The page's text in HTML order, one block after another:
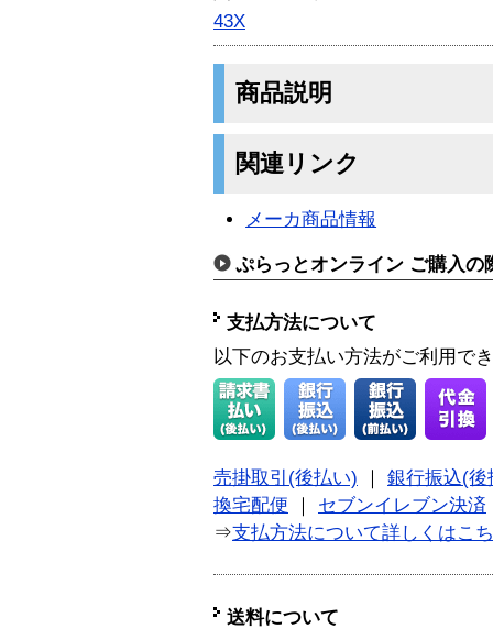
43X
商品説明
関連リンク
メーカ商品情報
ぷらっとオンライン ご購入の
支払方法について
以下のお支払い方法がご利用で
売掛取引(後払い)
銀行振込(後
換宅配便
セブンイレブン決済
⇒支払方法について詳しくはこ
送料について